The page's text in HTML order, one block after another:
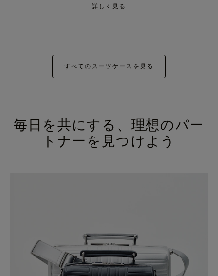
詳しく見る
すべてのスーツケースを見る
毎日を共にする、理想のパー
トナーを見つけよう